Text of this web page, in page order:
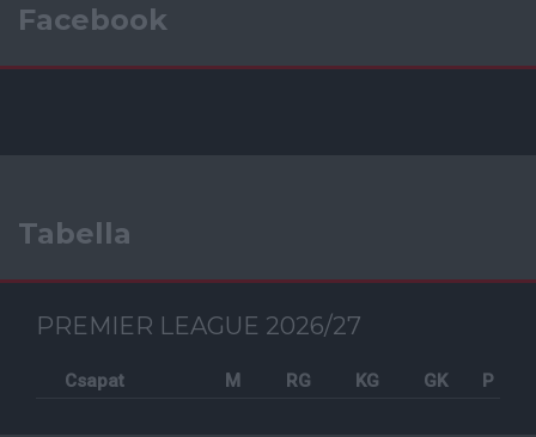
Facebook
Tabella
PREMIER LEAGUE 2026/27
Csapat M RG KG GK P